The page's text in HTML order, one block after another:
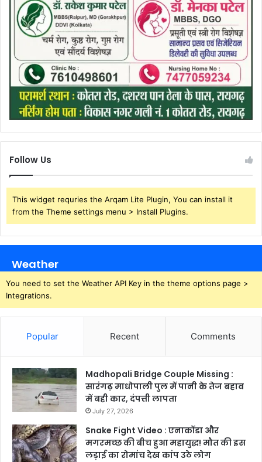
Follow Us
This widget requries the Arqam Lite Plugin, You can install it
from the Theme settings menu > Install Plugins.
Weather
You need to set the Weather API Key in the theme options page >
Integrations.
Popular Recent Comments
Madhopali Bridge Couple Missing :
सारंगढ़ माधोपाली पुल में पानी के तेज बहाव
में बही कार, दंपत्ती लापता
July 27, 2026
Snake Fight Video : एनाकोंडा और
मगरमच्छ की बीच हुआ महायुद्ध! मौत की इस
लड़ाई का रोमांच देख कांप उठे लोग